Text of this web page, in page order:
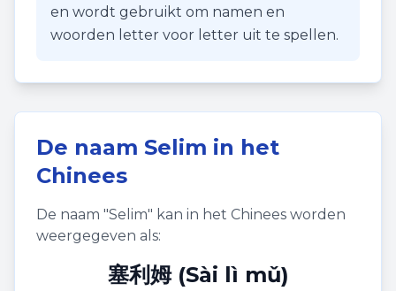
en wordt gebruikt om namen en
woorden letter voor letter uit te spellen.
De naam Selim in het
Chinees
De naam "Selim" kan in het Chinees worden
weergegeven als:
塞利姆 (Sài lì mǔ)